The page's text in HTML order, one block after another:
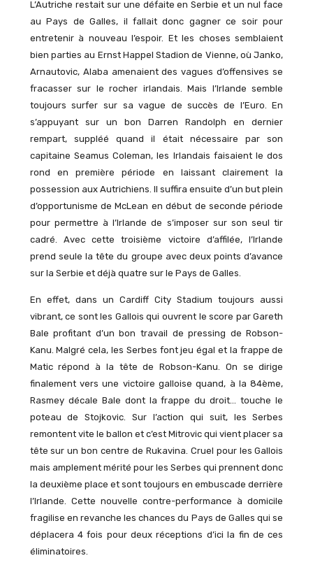
L’Autriche restait sur une défaite en Serbie et un nul face
au Pays de Galles, il fallait donc gagner ce soir pour
entretenir à nouveau l’espoir. Et les choses semblaient
bien parties au Ernst Happel Stadion de Vienne, où Janko,
Arnautovic, Alaba amenaient des vagues d’offensives se
fracasser sur le rocher irlandais. Mais l’Irlande semble
toujours surfer sur sa vague de succès de l’Euro. En
s’appuyant sur un bon Darren Randolph en dernier
rempart, suppléé quand il était nécessaire par son
capitaine Seamus Coleman, les Irlandais faisaient le dos
rond en première période en laissant clairement la
possession aux Autrichiens. Il suffira ensuite d’un but plein
d’opportunisme de McLean en début de seconde période
pour permettre à l’Irlande de s’imposer sur son seul tir
cadré. Avec cette troisième victoire d’affilée, l’Irlande
prend seule la tête du groupe avec deux points d’avance
sur la Serbie et déjà quatre sur le Pays de Galles.
En effet, dans un Cardiff City Stadium toujours aussi
vibrant, ce sont les Gallois qui ouvrent le score par Gareth
Bale profitant d’un bon travail de pressing de Robson-
Kanu. Malgré cela, les Serbes font jeu égal et la frappe de
Matic répond à la tête de Robson-Kanu. On se dirige
finalement vers une victoire galloise quand, à la 84ème,
Rasmey décale Bale dont la frappe du droit… touche le
poteau de Stojkovic. Sur l’action qui suit, les Serbes
remontent vite le ballon et c’est Mitrovic qui vient placer sa
tête sur un bon centre de Rukavina. Cruel pour les Gallois
mais amplement mérité pour les Serbes qui prennent donc
la deuxième place et sont toujours en embuscade derrière
l’Irlande. Cette nouvelle contre-performance à domicile
fragilise en revanche les chances du Pays de Galles qui se
déplacera 4 fois pour deux réceptions d’ici la fin de ces
éliminatoires.